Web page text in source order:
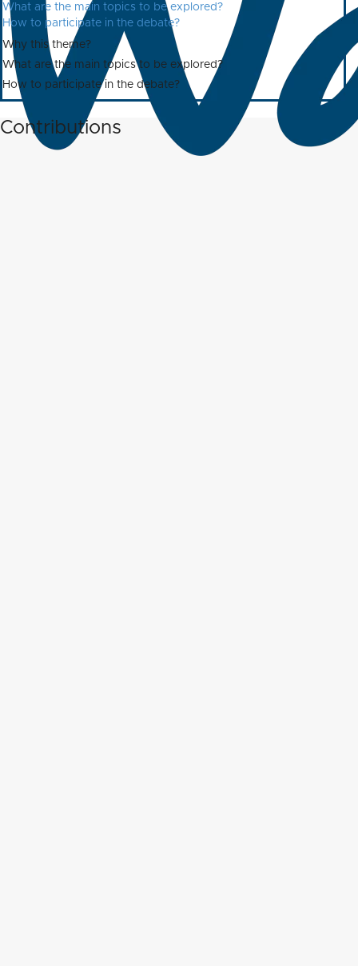
What are the main topics to be explored?
How to participate in the debate?
Why this theme?
What are the main topics to be explored?
How to participate in the debate?
Contributions